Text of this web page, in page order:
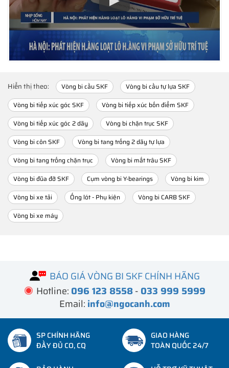
Hiển thị theo: Vòng bi cầu SKF
Vòng bi cầu tự lựa SKF
Vòng bi tiếp xúc góc SKF
Vòng bi tiếp xúc bốn điểm SKF
Vòng bi tiếp xúc góc 2 dãy
Vòng bi chặn trục SKF
Vòng bi côn SKF
Vòng bi tang trống 2 dãy tự lựa
Vòng bi tang trống chặn trục
Vòng bi mắt trâu SKF
Vòng bi đũa đỡ SKF
Cụm vòng bi Y-bearings
Vòng bi kim
Vòng bi xe tải
Ống lót - Phụ kiện
Vòng bi CARB SKF
Vòng bi xe máy
BÁO GIÁ VÒNG BI SKF CHÍNH HÃNG
Hotline: 096 123 8558- 033 999 5999
Email: info@ngocanh.com
SP CHÍNH HÃNG
ĐẦY ĐỦ CO, CQ
GIAO HÀNG
TOÀN QUỐC 24/7